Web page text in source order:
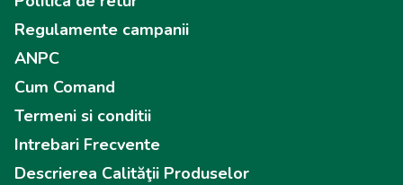
Regulamente campanii
ANPC
Cum Comand
Termeni si conditii
Intrebari Frecvente
Descrierea Calităţii Produselor